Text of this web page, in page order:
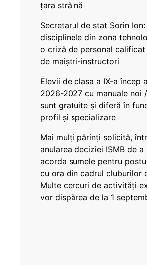
țara străină
Secretarul de stat Sorin Ion:
disciplinele din zona
o criză de personal calificat
de maiștri-instructori
Elevii de clasa a IX-a încep
2026-2027 cu manuale noi
sunt gratuite și diferă în
profil și specializare
Mai mulți părinți solicită,
anularea deciziei ISMB de a
acorda sumele pentru
cu ora din cadrul cluburilor
Multe cercuri de activități
vor dispărea de la 1